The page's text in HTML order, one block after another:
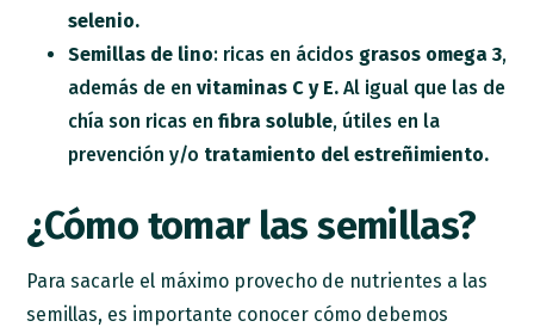
selenio.
Semillas de lino: ricas en ácidos grasos omega 3,
además de envitaminas C y E. Al igual que las de
chía son ricas enfibra soluble, útiles en la
prevención y/o tratamiento del estreñimiento.
¿Cómo tomar las semillas?
Para sacarle el máximo provecho de nutrientes a las
semillas, es importante conocer cómo debemos